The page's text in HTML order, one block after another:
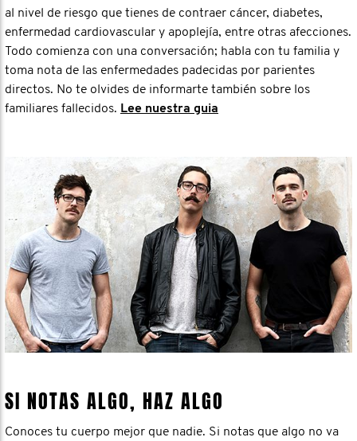
al nivel de riesgo que tienes de contraer cáncer, diabetes,
enfermedad cardiovascular y apoplejía, entre otras afecciones.
Todo comienza con una conversación; habla con tu familia y
toma nota de las enfermedades padecidas por parientes
directos. No te olvides de informarte también sobre los
familiares fallecidos. Lee nuestra guia
SI NOTAS ALGO, HAZ ALGO
Conoces tu cuerpo mejor que nadie. Si notas que algo no va